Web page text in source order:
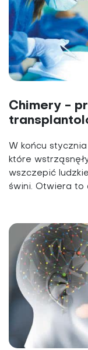
Chimery -
W końcu
które
wszczepić
świni. Otwiera to